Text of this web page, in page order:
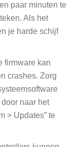
paar minuten te
Als het
je harde schijf
firmware kan
crashes. Zorg
naar het
> Updates” te